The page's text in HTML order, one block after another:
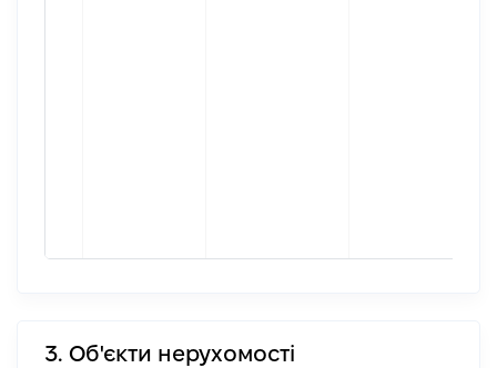
3. Об'єкти нерухомості